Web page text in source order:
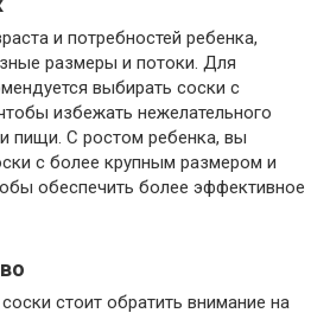
и потребностей ребенка,
размеры и потоки. Для
выбирать соски с
избежать нежелательного
пищи. С ростом ребенка, вы
с более крупным размером и
обеспечить более эффективное
стоит обратить внимание на